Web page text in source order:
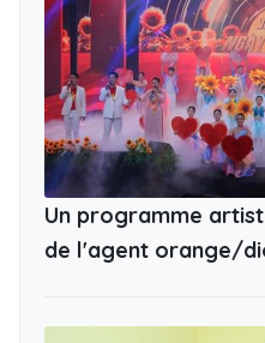
Un programme
de l'agent orange/